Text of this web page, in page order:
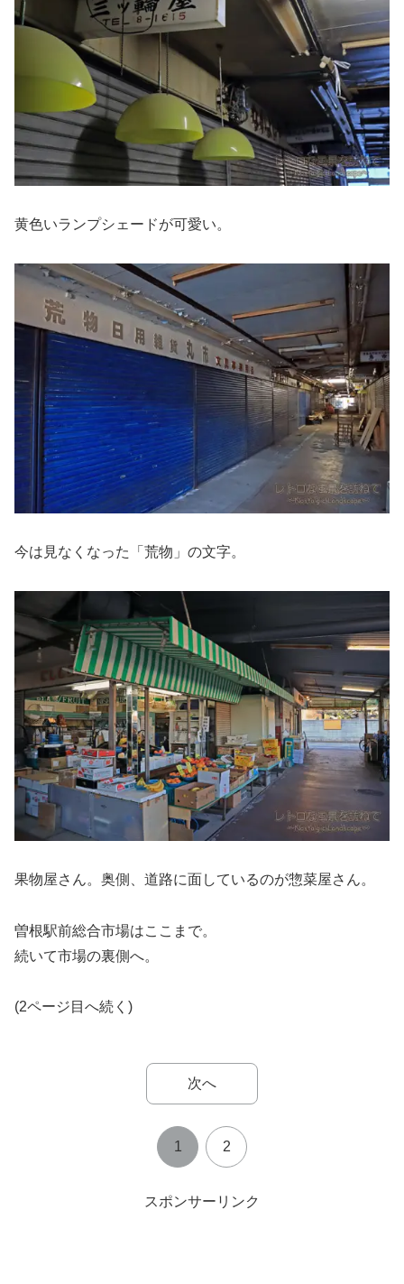
黄色いランプシェードが可愛い。
今は見なくなった「荒物」の文字。
果物屋さん。奥側、道路に面しているのが惣菜屋さん。
曽根駅前総合市場はここまで。
続いて市場の裏側へ。
(2ページ目へ続く)
次へ
1 2
スポンサーリンク